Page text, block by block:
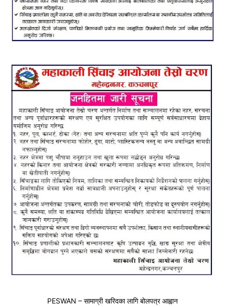
PESWAN – सामाग्री खरिदका लागि बोलपत्र आह्वान